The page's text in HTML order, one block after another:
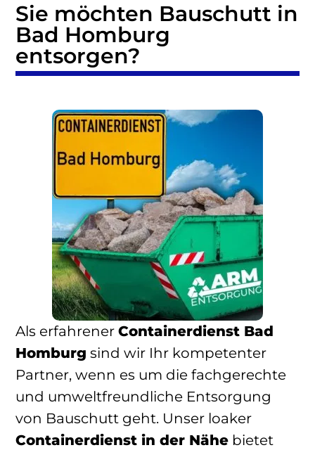
Sie möchten Bauschutt in
Bad Homburg
entsorgen?
Als erfahrener Containerdienst Bad
Homburg sind wir Ihr kompetenter
Partner, wenn es um die fachgerechte
und umweltfreundliche Entsorgung
von Bauschutt geht. Unser loaker
Containerdienst in der Nähe bietet